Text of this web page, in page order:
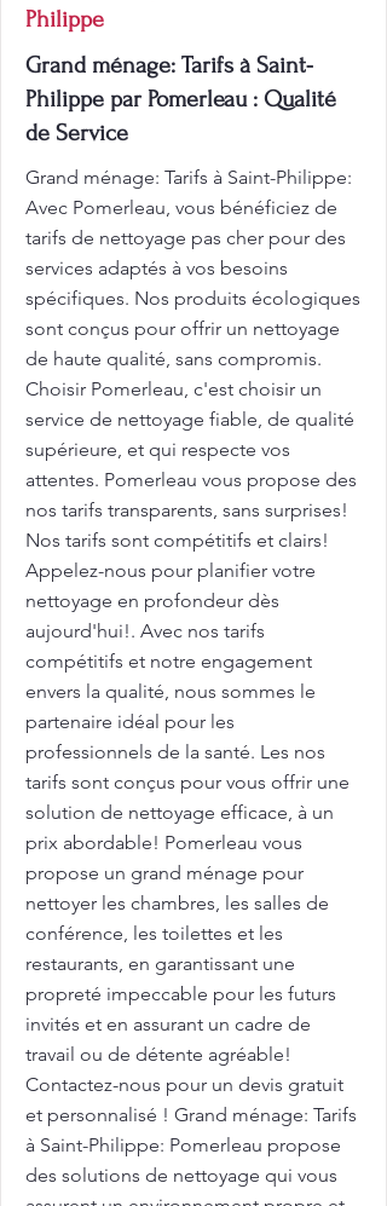
Philippe
Grand ménage: Tarifs à Saint-
Philippe par Pomerleau : Qualité
de Service
Grand ménage: Tarifs à Saint-Philippe:
Avec Pomerleau, vous bénéficiez de
tarifs de nettoyage pas cher pour des
services adaptés à vos besoins
spécifiques. Nos produits écologiques
sont conçus pour offrir un nettoyage
de haute qualité, sans compromis.
Choisir Pomerleau, c'est choisir un
service de nettoyage fiable, de qualité
supérieure, et qui respecte vos
attentes. Pomerleau vous propose des
nos tarifs transparents, sans surprises!
Nos tarifs sont compétitifs et clairs!
Appelez-nous pour planifier votre
nettoyage en profondeur dès
aujourd'hui!. Avec nos tarifs
compétitifs et notre engagement
envers la qualité, nous sommes le
partenaire idéal pour les
professionnels de la santé. Les nos
tarifs sont conçus pour vous offrir une
solution de nettoyage efficace, à un
prix abordable! Pomerleau vous
propose un grand ménage pour
nettoyer les chambres, les salles de
conférence, les toilettes et les
restaurants, en garantissant une
propreté impeccable pour les futurs
invités et en assurant un cadre de
travail ou de détente agréable!
Contactez-nous pour un devis gratuit
et personnalisé ! Grand ménage: Tarifs
à Saint-Philippe: Pomerleau propose
des solutions de nettoyage qui vous